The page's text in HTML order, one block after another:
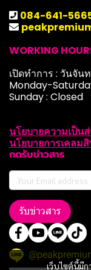
เว็บไซต์นี้มี
084-641-
WORKING
เปิดทำการ : วันจัน
Monday-
Sunday : Closed
นโยบายความเป็น
นโยบายการเคลม
กดรับข่าวสาร
รับข่าวสาร